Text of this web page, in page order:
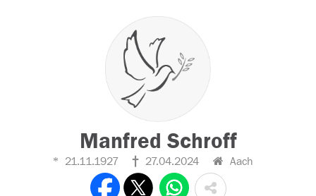
Manfred Schroff
21.11.1927 27.04.2024 Aach